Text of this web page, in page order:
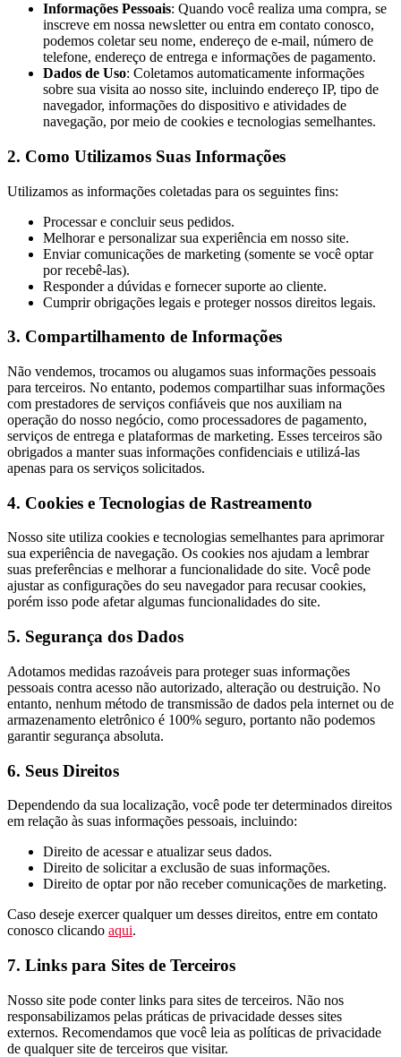
Informações Pessoais: Quando você realiza uma compra, se
inscreve em nossa newsletter ou entra em contato conosco,
podemos coletar seu nome, endereço de e-mail, número de
telefone, endereço de entrega e informações de pagamento.
Dados de Uso: Coletamos automaticamente informações
sobre sua visita ao nosso site, incluindo endereço IP, tipo de
navegador, informações do dispositivo e atividades de
navegação, por meio de cookies e tecnologias semelhantes.
2. Como Utilizamos Suas Informações
Utilizamos as informações coletadas para os seguintes fins:
Processar e concluir seus pedidos.
Melhorar e personalizar sua experiência em nosso site.
Enviar comunicações de marketing (somente se você optar
por recebê-las).
Responder a dúvidas e fornecer suporte ao cliente.
Cumprir obrigações legais e proteger nossos direitos legais.
3. Compartilhamento de Informações
Não vendemos, trocamos ou alugamos suas informações pessoais
para terceiros. No entanto, podemos compartilhar suas informações
com prestadores de serviços confiáveis que nos auxiliam na
operação do nosso negócio, como processadores de pagamento,
serviços de entrega e plataformas de marketing. Esses terceiros são
obrigados a manter suas informações confidenciais e utilizá-las
apenas para os serviços solicitados.
4. Cookies e Tecnologias de Rastreamento
Nosso site utiliza cookies e tecnologias semelhantes para aprimorar
sua experiência de navegação. Os cookies nos ajudam a lembrar
suas preferências e melhorar a funcionalidade do site. Você pode
ajustar as configurações do seu navegador para recusar cookies,
porém isso pode afetar algumas funcionalidades do site.
5. Segurança dos Dados
Adotamos medidas razoáveis para proteger suas informações
pessoais contra acesso não autorizado, alteração ou destruição. No
entanto, nenhum método de transmissão de dados pela internet ou de
armazenamento eletrônico é 100% seguro, portanto não podemos
garantir segurança absoluta.
6. Seus Direitos
Dependendo da sua localização, você pode ter determinados direitos
em relação às suas informações pessoais, incluindo:
Direito de acessar e atualizar seus dados.
Direito de solicitar a exclusão de suas informações.
Direito de optar por não receber comunicações de marketing.
Caso deseje exercer qualquer um desses direitos, entre em contato
conosco clicando aqui.
7. Links para Sites de Terceiros
Nosso site pode conter links para sites de terceiros. Não nos
responsabilizamos pelas práticas de privacidade desses sites
externos. Recomendamos que você leia as políticas de privacidade
de qualquer site de terceiros que visitar.